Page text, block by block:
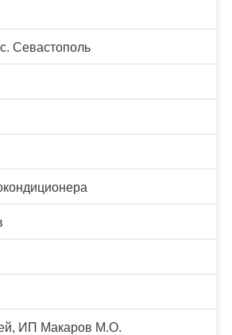
Севастополь
ИП Макаров М.О.